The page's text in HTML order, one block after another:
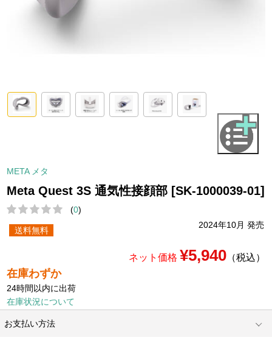
META メタ
Meta Quest 3S 通気性接顔部 [SK-1000039-01]
(0)
2024年10月 発売
送料無料
ネット価格 ¥5,940（税込）
在庫わずか
24時間以内に出荷
在庫状況について
お支払い方法